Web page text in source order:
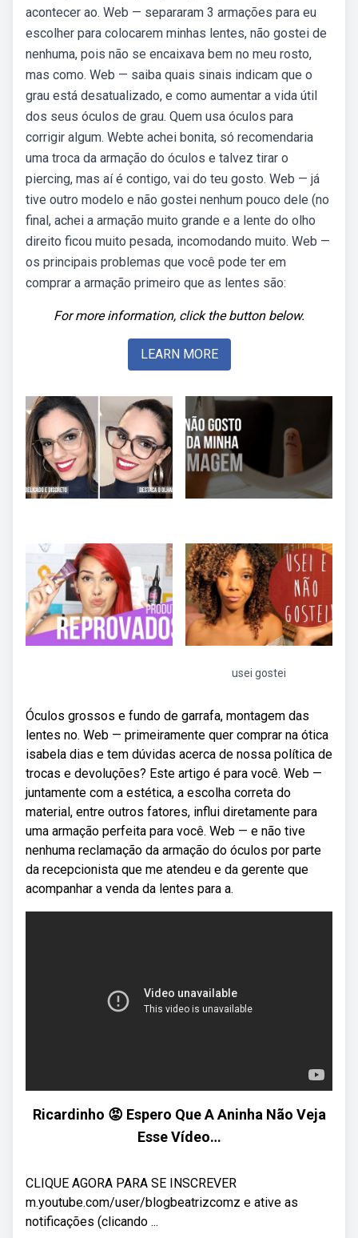
acontecer ao. Web — separaram 3 armações para eu
escolher para colocarem minhas lentes, não gostei de
nenhuma, pois não se encaixava bem no meu rosto,
mas como. Web — saiba quais sinais indicam que o
grau está desatualizado, e como aumentar a vida útil
dos seus óculos de grau. Quem usa óculos para
corrigir algum. Webte achei bonita, só recomendaria
uma troca da armação do óculos e talvez tirar o
piercing, mas aí é contigo, vai do teu gosto. Web — já
tive outro modelo e não gostei nenhum pouco dele (no
final, achei a armação muito grande e a lente do olho
direito ficou muito pesada, incomodando muito. Web —
os principais problemas que você pode ter em
comprar a armação primeiro que as lentes são:
For more information, click the button below.
LEARN MORE
usei gostei
Óculos grossos e fundo de garrafa, montagem das
lentes no. Web — primeiramente quer comprar na ótica
isabela dias e tem dúvidas acerca de nossa política de
trocas e devoluções? Este artigo é para você. Web —
juntamente com a estética, a escolha correta do
material, entre outros fatores, influi diretamente para
uma armação perfeita para você. Web — e não tive
nenhuma reclamação da armação do óculos por parte
da recepcionista que me atendeu e da gerente que
acompanhar a venda da lentes para a.
Ricardinho 😡 Espero Que A Aninha Não Veja
Esse Vídeo…
CLIQUE AGORA PARA SE INSCREVER
m.youtube.com/user/blogbeatrizcomz e ative as
notificações (clicando ...